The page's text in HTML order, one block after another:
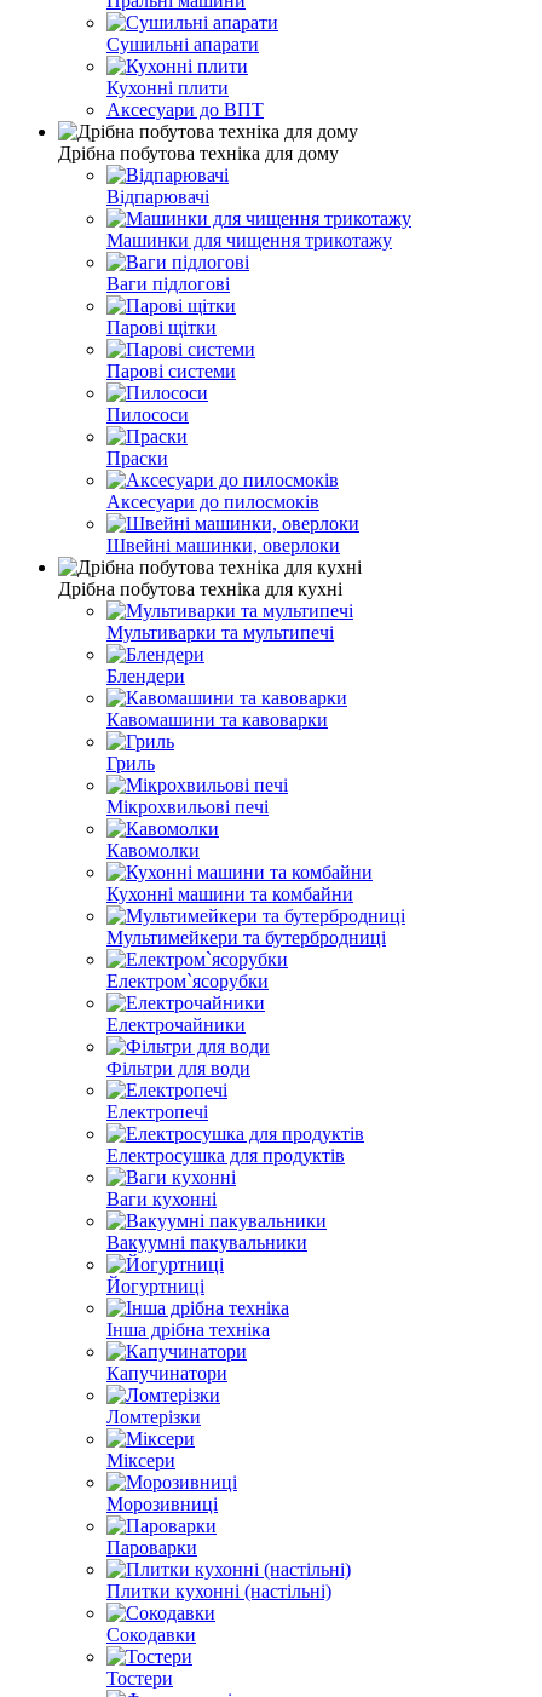
Сушильні апарати
Кухонні плити
Аксесуари до ВПТ
Дрібна побутова техніка для дому
Відпарювачі
Машинки для чищення трикотажу
Ваги підлогові
Парові щітки
Парові системи
Пилососи
Праски
Аксесуари до пилосмоків
Швейні машинки, оверлоки
Дрібна побутова техніка для кухні
Мультиварки та мультипечі
Блендери
Кавомашини та кавоварки
Гриль
Мікрохвильові печі
Кавомолки
Кухонні машини та комбайни
Мультимейкери та бутербродниці
Електром`ясорубки
Електрочайники
Фільтри для води
Електропечі
Електросушка для продуктів
Ваги кухонні
Вакуумні пакувальники
Йогуртниці
Інша дрібна техніка
Капучинатори
Ломтерізки
Міксери
Морозивниці
Пароварки
Плитки кухонні (настільні)
Сокодавки
Тостери